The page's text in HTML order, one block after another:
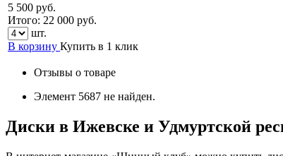
5 500 руб.
Итого: 22 000 руб.
шт.
В корзину Купить в 1 клик
Отзывы о товаре
Элемент 5687 не найден.
Диски в Ижевске и Удмуртской